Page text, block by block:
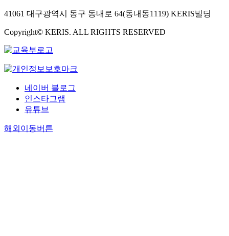
41061 대구광역시 동구 동내로 64(동내동1119) KERIS빌딩
Copyright© KERIS. ALL RIGHTS RESERVED
네이버 블로그
인스타그램
유튜브
해외이동버튼